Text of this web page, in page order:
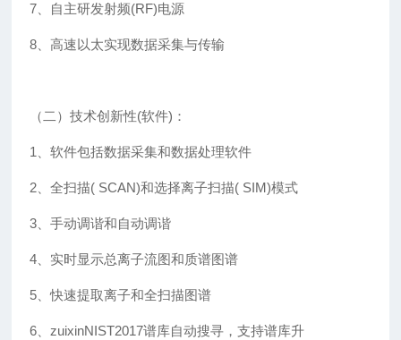
7、自主研发射频(RF)电源
8、高速以太实现数据采集与传输
（二）技术创新性(软件)：
1、软件包括数据采集和数据处理软件
2、全扫描( SCAN)和选择离子扫描( SIM)模式
3、手动调谐和自动调谐
4、实时显示总离子流图和质谱图谱
5、快速提取离子和全扫描图谱
6、zuixinNIST2017谱库自动搜寻，支持谱库升